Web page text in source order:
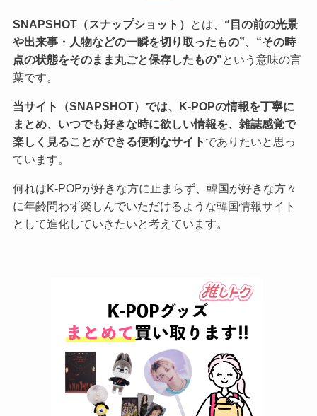
SNAPSHOT（スナップショット） とは、 “目の前の光景
や出来事・人物などの一瞬を切り取ったもの”
“その時
点の状態をそのまま丸ごと保存したもの”という意味の言
葉です。
当サイト（SNAPSHOT）では、K-POPの情報を丁寧に
まとめ、いつでも好きな時に欲しい情報を、雑誌感覚で
楽しく見ることができる便利なサイト でありたいと思っ
ています。
何れはK-POPが好きな方に止まらず、韓国が好きな方々
に年齢問わず楽しんでいただけるような韓国情報サイト
として進化していきたいと考えています。